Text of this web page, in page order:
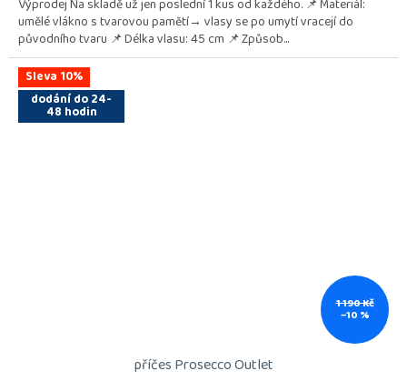
Výprodej Na skladě už jen poslední 1 kus od každého. 📌 Materiál:
umělé vlákno s tvarovou pamětí→ vlasy se po umytí vracejí do
původního tvaru 📌 Délka vlasu: 45 cm 📌 Způsob...
Sleva 10%
dodání do 24-
48 hodin
1 190 Kč
–10 %
příčes Prosecco Outlet